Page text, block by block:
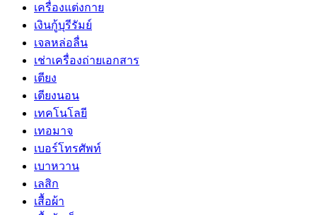
เครื่องแต่งกาย
เงินกู้บุรีรัมย์
เจลหล่อลื่น
เช่าเครื่องถ่ายเอกสาร
เตียง
เตียงนอน
เทคโนโลยี
เทอมาจ
เบอร์โทรศัพท์
เบาหวาน
เลสิก
เสื้อผ้า